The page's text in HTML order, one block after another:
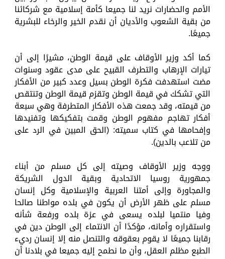
الأمم والحضارات نريد لنا جميعا كأمة إسلامية مع شركائنا
من بقية الشعوب والأديان أن نقدم الخير والرخاء للبشرية
جميعًا.
كما أكد وزير الأوقاف على قيمة الوطن، مشيرًا إلى أن
تيارات الإرهاب والتطرف القبيح على مدى عقود وسنوات
مضت استهدفت فكرة الوطن بسيل وعدد كبير من الأفكار
التي تشكك في قيمة الوطن وتقزم قيمة الوطن وتنتقص
من قيمته، وقد جمعت هذه الأفكار المتطرفة وهي سبعة
أفكار تهاجم مفهوم الوطن وقمت بتفكيكها وتفنيدها
وإفحامها في كتاب سميته: (الحق المبين في الرد على
من تلاعب بالدين).
ووجه وزير الأوقاف وصيته إلى كل مسلم من أبناء
جمهورية روسيا الاتحادية وبقية الدول الشريكة
والمجاورة وإلى أمتنا العربية والإسلامية وكل إنسان
مسلم على ظهر الأرض أن يكون في بلده مواطنا صالحا
وفيا منتميا لبلده يسعى في عزة بلده ورفعة شأنه
واستقراره وأمانه، مؤكدًا أن الانتماء إلى الوطن دين في
رقابنا جميعًا لا يقوم بعقوقه والتنصل منه إلا إنسان رديء
الطبع مظلم العقل، وأن ما نطمح إليه جميعا في بلادنا أن